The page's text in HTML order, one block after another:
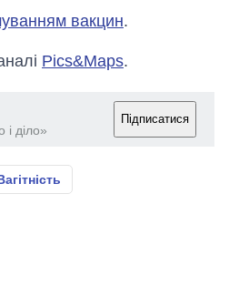
вакцин.
Pics&Maps.
діло»
Підписатися